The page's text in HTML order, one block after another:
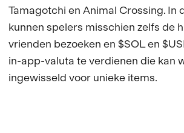
Tamagotchi en Animal Crossing. In
kunnen spelers misschien zelfs de
vrienden bezoeken en $SOL en
in-app-valuta te verdienen die kan
ingewisseld voor unieke items.